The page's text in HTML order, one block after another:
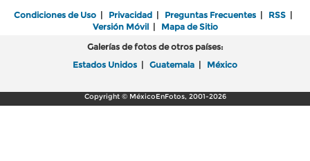
Condiciones de Uso | Privacidad | Preguntas Frecuentes | RSS |
Versión Móvil| Mapa de Sitio
Galerías de fotos de otros países:
Estados Unidos | Guatemala | México
Copyright © MéxicoEnFotos, 2001-2026